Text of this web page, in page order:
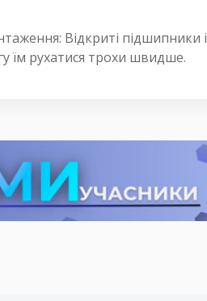
Відкриті підшипники
їм рухатися трохи швидше.